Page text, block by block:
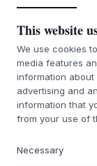
7-14 jours
DESCRIPTION
AVOLT Square
compacte qui
This website
We use cookies
media features
information
advertising and
information that
from your use of
Necessary